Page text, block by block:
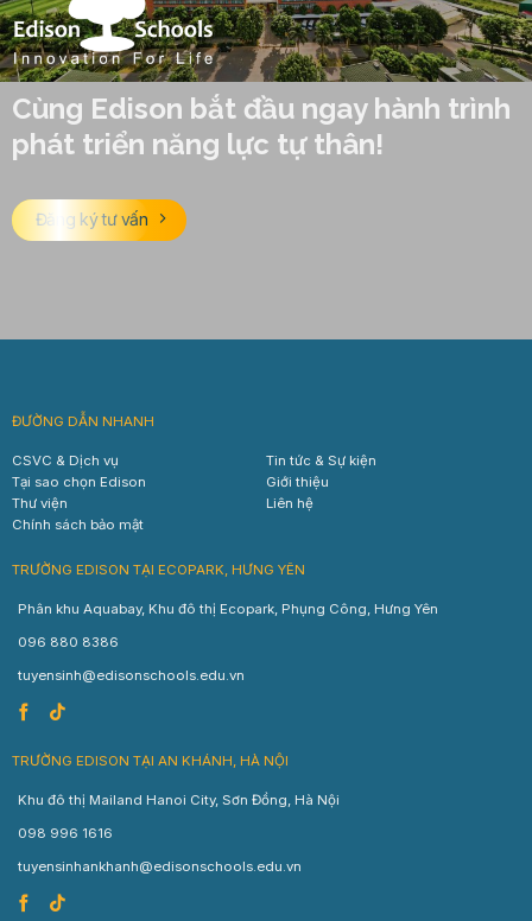
Cùng Edison bắt đầu ngay hành trình
phát triển năng lực tự thân!
Đăng ký tư vấn
ĐƯỜNG DẪN NHANH
CSVC & Dịch vụ
Tin tức & Sự kiện
Tại sao chọn Edison
Giới thiệu
Thư viện
Liên hệ
Chính sách bảo mật
TRƯỜNG EDISON TẠI ECOPARK, HƯNG YÊN
Phân khu Aquabay, Khu đô thị Ecopark, Phụng Công, Hưng Yên
096 880 8386
tuyensinh@edisonschools.edu.vn
TRƯỜNG EDISON TẠI AN KHÁNH, HÀ NỘI
Khu đô thị Mailand Hanoi City, Sơn Đồng, Hà Nội
098 996 1616
tuyensinhankhanh@edisonschools.edu.vn